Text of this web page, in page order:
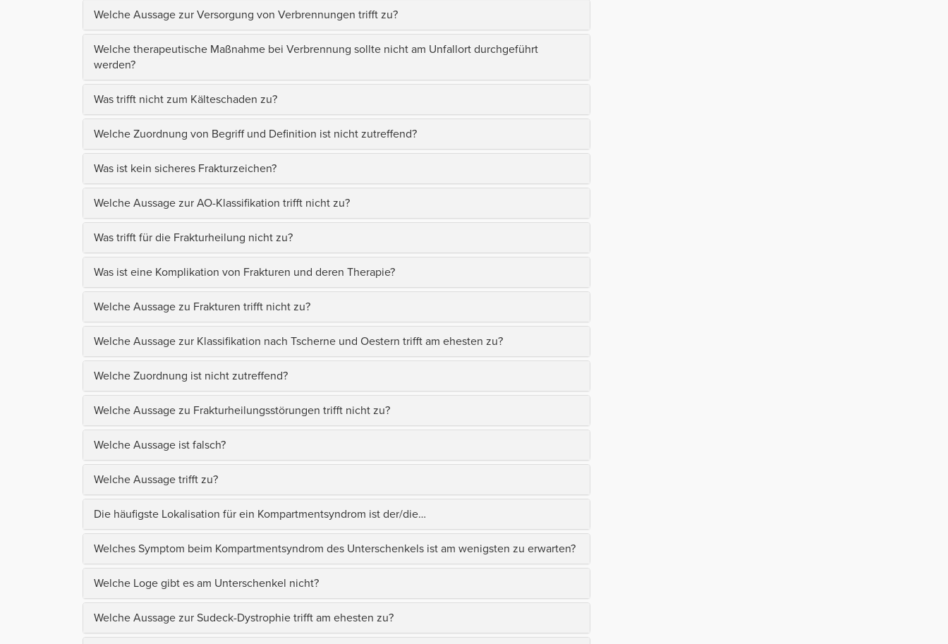
Welche Aussage zur Versorgung von Verbrennungen trifft zu?
Welche therapeutische Maßnahme bei Verbrennung sollte nicht am Unfallort durchgeführt
werden?
Was trifft nicht zum Kälteschaden zu?
Welche Zuordnung von Begriff und Definition ist nicht zutreffend?
Was ist kein sicheres Frakturzeichen?
Welche Aussage zur AO-Klassifikation trifft nicht zu?
Was trifft für die Frakturheilung nicht zu?
Was ist eine Komplikation von Frakturen und deren Therapie?
Welche Aussage zu Frakturen trifft nicht zu?
Welche Aussage zur Klassifikation nach Tscherne und Oestern trifft am ehesten zu?
Welche Zuordnung ist nicht zutreffend?
Welche Aussage zu Frakturheilungsstörungen trifft nicht zu?
Welche Aussage ist falsch?
Welche Aussage trifft zu?
Die häufigste Lokalisation für ein Kompartmentsyndrom ist der/die…
Welches Symptom beim Kompartmentsyndrom des Unterschenkels ist am wenigsten zu erwarten?
Welche Loge gibt es am Unterschenkel nicht?
Welche Aussage zur Sudeck-Dystrophie trifft am ehesten zu?